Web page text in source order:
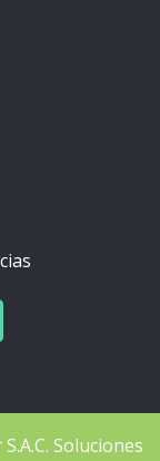
S.A.C. Soluciones